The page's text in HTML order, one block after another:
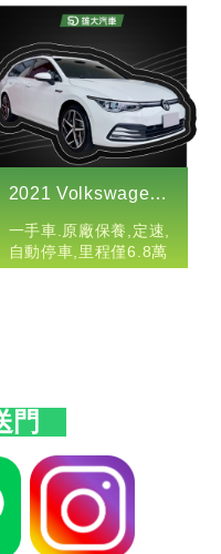
2021 Volkswagen Golf Variant 280 eTSI St...
一手車.原廠保養,定速,
自動停車,里程僅6.8萬
門